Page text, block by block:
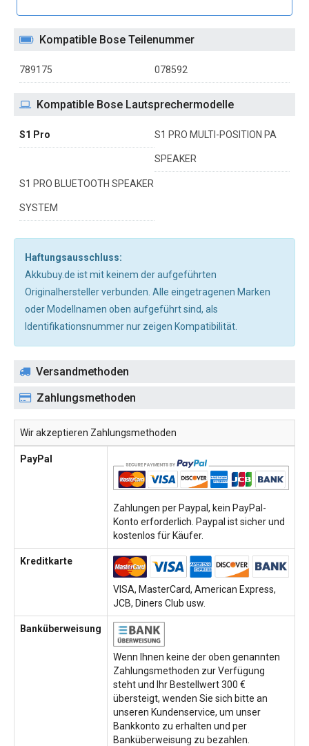
Kompatible Bose Teilenummer
789175 078592
Kompatible Bose Lautsprechermodelle
S1 Pro S1 PRO MULTI-POSITION PA
SPEAKER
S1 PRO BLUETOOTH SPEAKER
SYSTEM
Haftungsausschluss:
Akkubuy.de ist mit keinem der aufgeführten
Originalhersteller verbunden. Alle eingetragenen Marken
oder Modellnamen oben aufgeführt sind, als
Identifikationsnummer nur zeigen Kompatibilität.
Versandmethoden
Zahlungsmethoden
Wir akzeptieren Zahlungsmethoden
PayPal
Zahlungen per Paypal, kein PayPal-
Konto erforderlich. Paypal ist sicher und
kostenlos für Käufer.
Kreditkarte
VISA, MasterCard, American Express,
JCB, Diners Club usw.
Banküberweisung
Wenn Ihnen keine der oben genannten
Zahlungsmethoden zur Verfügung
steht und Ihr Bestellwert 300 €
übersteigt, wenden Sie sich bitte an
unseren Kundenservice, um unser
Bankkonto zu erhalten und per
Banküberweisung zu bezahlen.